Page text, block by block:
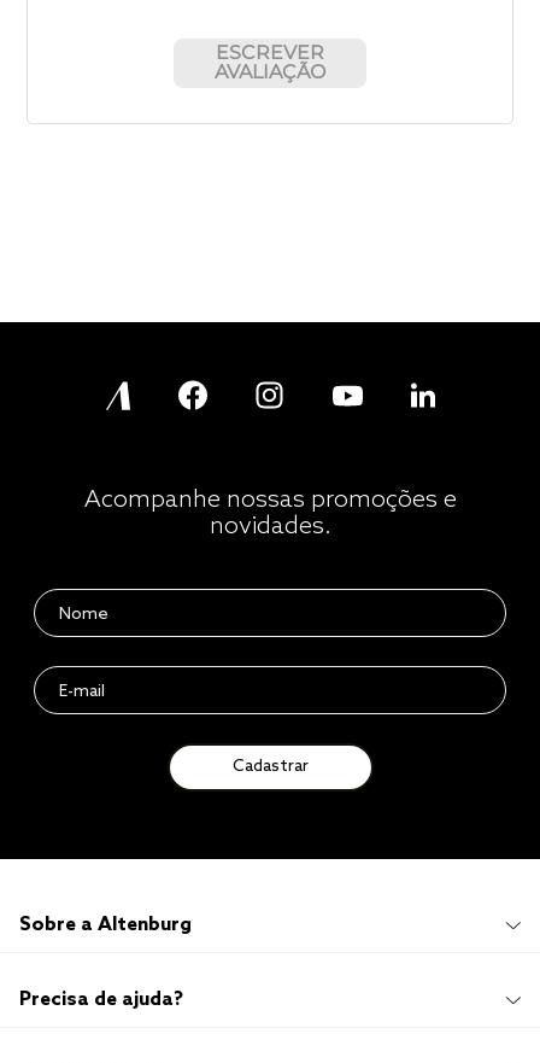
ESCREVER
AVALIAÇÃO
Acompanhe nossas promoções e
novidades.
Cadastrar
Sobre a Altenburg
Institucional
Precisa de ajuda?